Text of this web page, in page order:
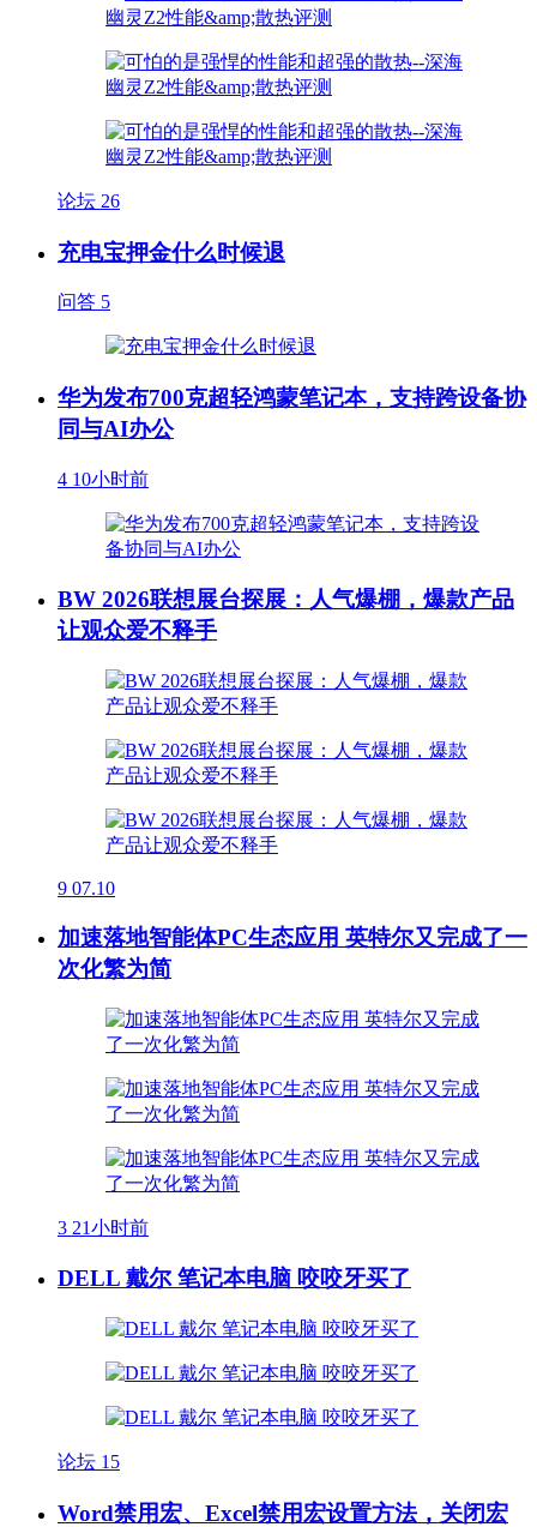
论坛 26
充电宝押金什么时候退
问答 5
华为发布700克超轻鸿蒙笔记本，支持跨设备协
同与AI办公
4 10小时前
BW 2026联想展台探展：人气爆棚，爆款产品
让观众爱不释手
9 07.10
加速落地智能体PC生态应用 英特尔又完成了一
次化繁为简
3 21小时前
DELL 戴尔 笔记本电脑 咬咬牙买了
论坛 15
Word禁用宏、Excel禁用宏设置方法，关闭宏